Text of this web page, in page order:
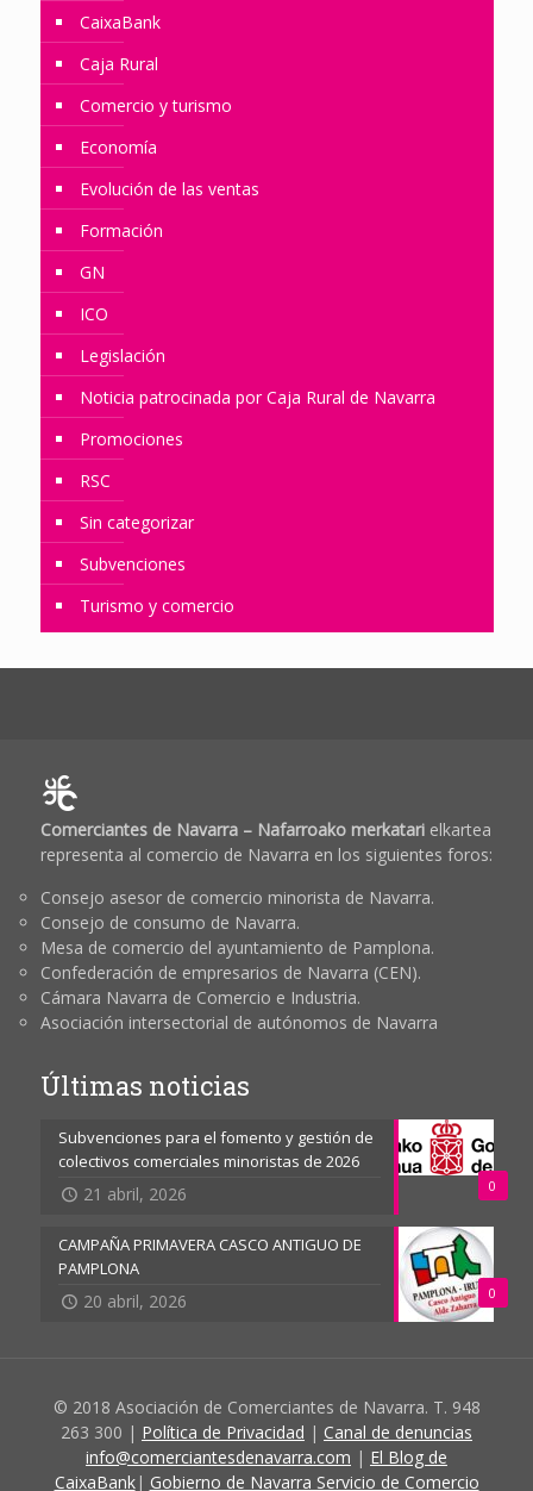
CaixaBank
Caja Rural
Comercio y turismo
Economía
Evolución de las ventas
Formación
GN
ICO
Legislación
Noticia patrocinada por Caja Rural de Navarra
Promociones
RSC
Sin categorizar
Subvenciones
Turismo y comercio
Comerciantes de Navarra – Nafarroako merkatarielkartea
representa al comercio de Navarra en los siguientes foros:
Consejo asesor de comercio minorista de Navarra.
Consejo de consumo de Navarra.
Mesa de comercio del ayuntamiento de Pamplona.
Confederación de empresarios de Navarra (CEN).
Cámara Navarra de Comercio e Industria.
Asociación intersectorial de autónomos de Navarra
Últimas noticias
0
Subvenciones para el fomento y gestión de
colectivos comerciales minoristas de 2026
21 abril, 2026
0
CAMPAÑA PRIMAVERA CASCO ANTIGUO DE
PAMPLONA
20 abril, 2026
© 2018 Asociación de Comerciantes de Navarra. T. 948
263 300 | Política de Privacidad | Canal de denuncias
info@comerciantesdenavarra.com | El Blog de
CaixaBank| Gobierno de Navarra Servicio de Comercio